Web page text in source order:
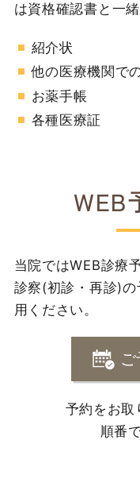
は資格確認書と一
紹介状
他の医療機関で
お薬手帳
各種医療証
WEB
当院ではWEB診療
診察(初診・再診)
用ください。
予約をお取
順番